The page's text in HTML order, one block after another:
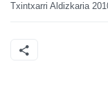
Txintxarri Aldizkaria